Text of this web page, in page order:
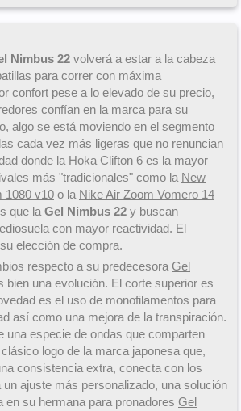
Nimbus 22 volverá a estar a la cabeza
para correr con máxima
confort pese a lo elevado de su precio,
confían en la marca para su
algo se está moviendo en el segmento
cada vez más ligeras que no renuncian
donde la Hoka Clifton 6 es la mayor
más "tradicionales" como la New
1080 v10 o la Nike Air Zoom Vomero 14
que la Gel Nimbus 22 y buscan
con mayor reactividad. El
elección de compra.
respecto a su predecesora Gel
bien una evolución. El corte superior es
es el uso de monofilamentos para
así como una mejora de la transpiración.
una especie de ondas que comparten
logo de la marca japonesa que,
consistencia extra, conecta con los
ajuste más personalizado, una solución
en su hermana para pronadores Gel